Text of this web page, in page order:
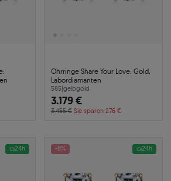
Ohrringe Share Your Love: Gold,
Labordiamanten
585|gelbgold
3.179 €
3.455 € Sie sparen 276 €
24h -8% 24h